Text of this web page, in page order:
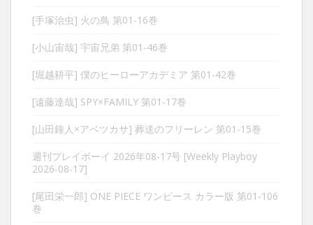
[手塚治虫] 火の鳥 第01-16巻
[小山宙哉] 宇宙兄弟 第01-46巻
[堀越耕平] 僕のヒーローアカデミア 第01-42巻
[遠藤達哉] SPY×FAMILY 第01-17巻
[山田鐘人×アベツカサ] 葬送のフリーレン 第01-15巻
週刊プレイボーイ 2026年08-17号 [Weekly Playboy
2026-08-17]
[尾田栄一郎] ONE PIECE ワンピース カラー版 第01-106
巻